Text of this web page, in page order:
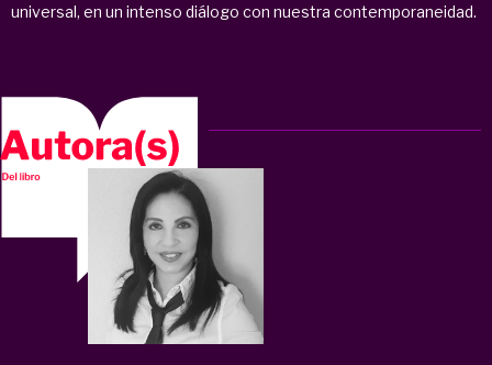
universal, en un intenso diálogo con nuestra contemporaneidad.